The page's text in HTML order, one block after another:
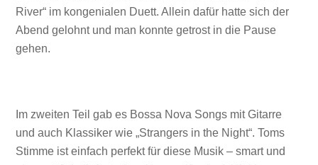
River“ im kongenialen Duett. Allein dafür hatte sich der
Abend gelohnt und man konnte getrost in die Pause
gehen.
Im zweiten Teil gab es Bossa Nova Songs mit Gitarre
und auch Klassiker wie „Strangers in the Night“. Toms
Stimme ist einfach perfekt für diese Musik – smart und